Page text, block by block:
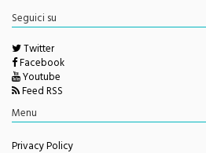
redazione@monrealepress.it
Seguici su
Twitter
Facebook
Youtube
Feed RSS